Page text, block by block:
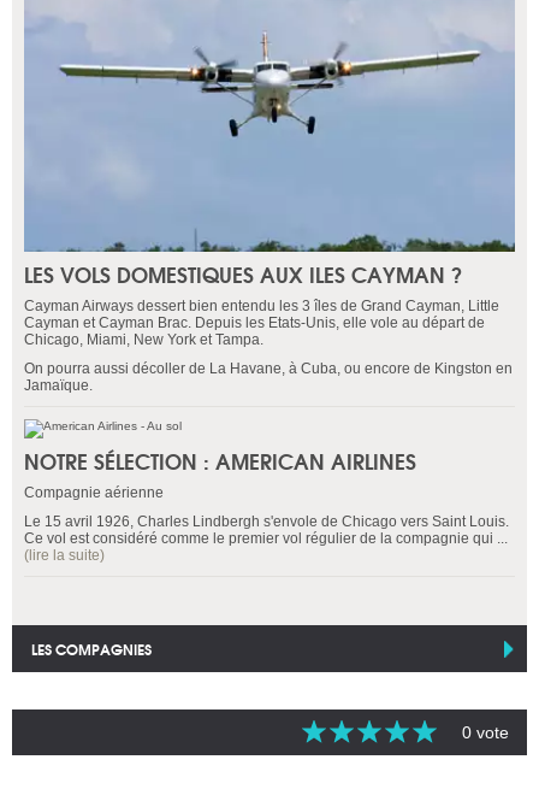
LES VOLS DOMESTIQUES AUX ILES CAYMAN ?
Cayman Airways dessert bien entendu les 3 îles de Grand Cayman, Little
Cayman et Cayman Brac. Depuis les Etats-Unis, elle vole au départ de
Chicago, Miami, New York et Tampa.
On pourra aussi décoller de La Havane, à Cuba, ou encore de Kingston en
Jamaïque.
NOTRE SÉLECTION : AMERICAN AIRLINES
Compagnie aérienne
Le 15 avril 1926, Charles Lindbergh s'envole de Chicago vers Saint Louis.
Ce vol est considéré comme le premier vol régulier de la compagnie qui ...
(lire la suite)
LES COMPAGNIES
0 vote